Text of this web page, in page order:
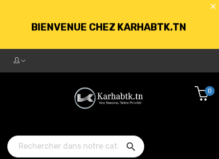
BIENVENUE CHEZ KARHABTK.TN

0